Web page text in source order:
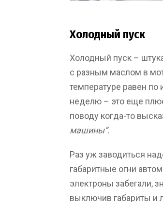
Холодный пуск
Холодный пуск –
с разным маслом в
температуре равен по
неделю – это еще
поводу когда-то
машины”.
Раз уж заводиться
габаритные огни
электроны забегали,
выключив габариты и